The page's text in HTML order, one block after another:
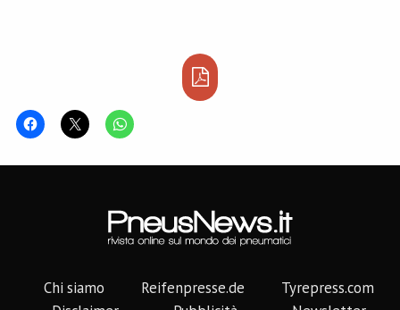
Chi siamo Reifenpresse.de
Tyrepress.com